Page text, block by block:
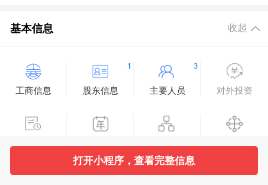
基本信息 收起
工商信息
1
股东信息
3
主要人员 对外投资
打开小程序，查看完整信息